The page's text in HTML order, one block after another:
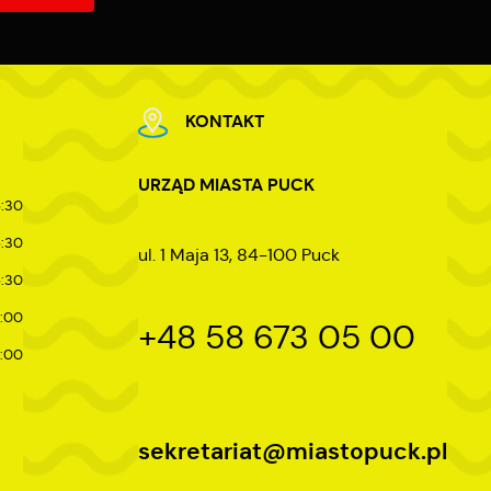
KONTAKT
URZĄD MIASTA PUCK
ul. 1 Maja 13, 84-100 Puck
+48 58 673 05 00
sekretariat@miastopuck.pl